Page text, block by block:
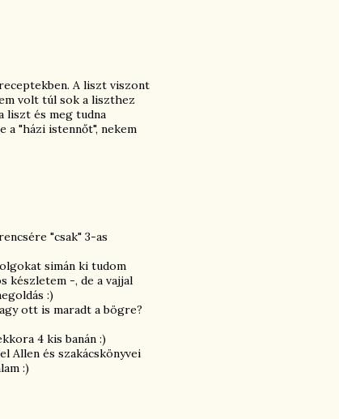
A liszt viszont
volt túl sok a liszthez
liszt és meg tudna
a "házi istennőt", nekem
"csak" 3-as
simán ki tudom
készletem -, de a vajjal
:)
ott is maradt a bögre?
4 kis banán :)
Allen és szakácskönyvei
:)